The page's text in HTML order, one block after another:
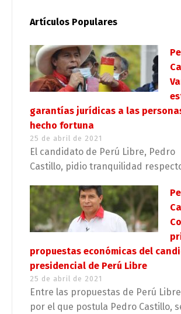
Artículos Populares
garantías jurídicas a las
hecho fortuna
25 de abril de 2021
El candidato de Perú Libre, Pedro
Castillo, pidio tranquilidad
propuestas económicas del
presidencial de Perú Libre
25 de abril de 2021
Entre las propuestas de Perú
por el que postula Pedro Castillo,